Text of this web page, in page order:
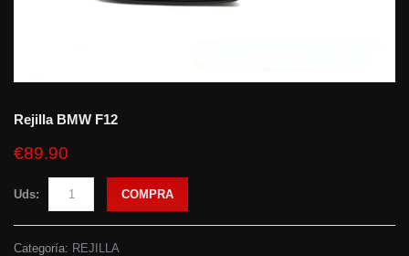
Rejilla BMW F12
€89.90
Uds: COMPRA
Categoría: REJILLA